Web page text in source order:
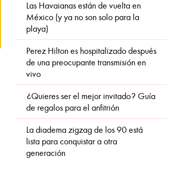
Las Havaianas están de vuelta en
México (y ya no son solo para la
playa)
Perez Hilton es hospitalizado después
de una preocupante transmisión en
vivo
¿Quieres ser el mejor invitado? Guía
de regalos para el anfitrión
La diadema zigzag de los 90 está
lista para conquistar a otra
generación